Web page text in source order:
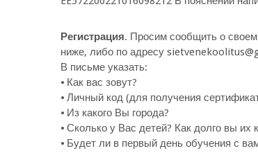
Регистрация. Просим сообщить о
ниже, либо по адресу
В письме указать:
⦁ Как вас зовут?
⦁ Личный код (для получения
⦁ Из какого Вы города?
⦁ Сколько у Вас детей? Как долго вы их
⦁ Будет ли в первый день обучения с